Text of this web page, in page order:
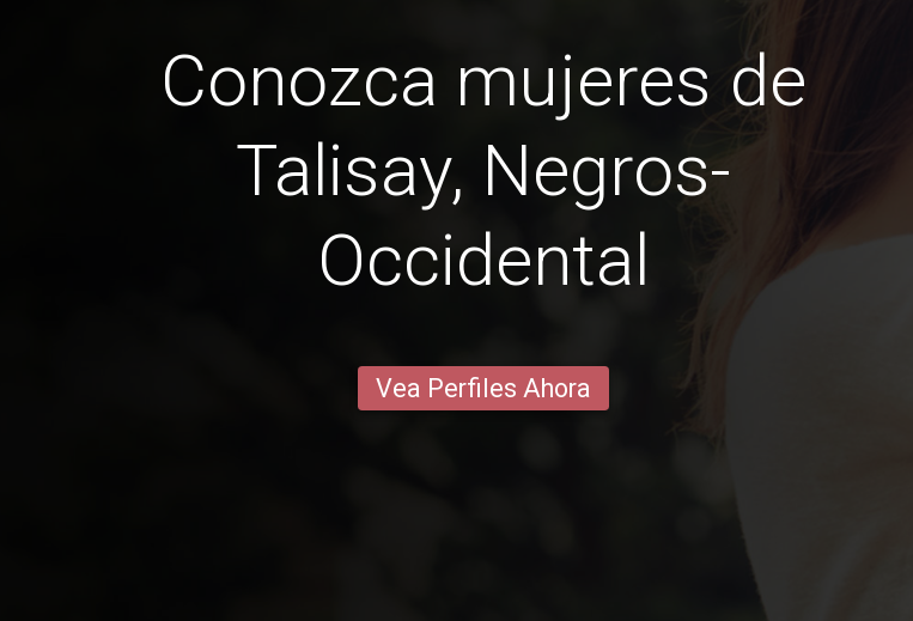
Conozca mujeres de
Talisay, Negros-
Occidental
Vea Perfiles Ahora